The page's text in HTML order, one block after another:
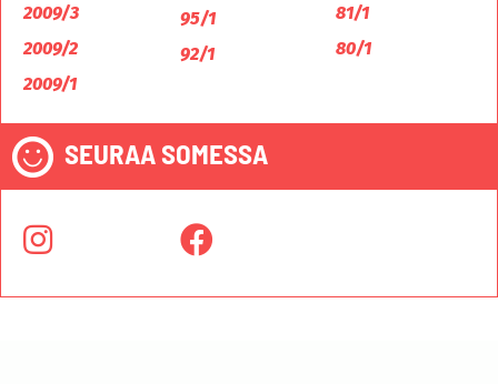
2009/3
2009/2
2009/1
95/1
92/1
81/1
80/1
SEURAA SOMESSA